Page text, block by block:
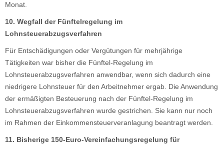
Monat.
10. Wegfall der Fünftelregelung im
Lohnsteuerabzugsverfahren
Für Entschädigungen oder Vergütungen für mehrjährige
Tätigkeiten war bisher die Fünftel-Regelung im
Lohnsteuerabzugsverfahren anwendbar, wenn sich dadurch eine
niedrigere Lohnsteuer für den Arbeitnehmer ergab. Die Anwendung
der ermäßigten Besteuerung nach der Fünftel-Regelung im
Lohnsteuerabzugsverfahren wurde gestrichen. Sie kann nur noch
im Rahmen der Einkommensteuerveranlagung beantragt werden.
11. Bisherige 150-Euro-Vereinfachungsregelung für